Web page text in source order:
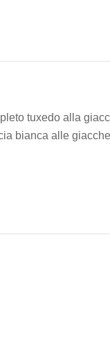
tuxedo alla
bianca alle